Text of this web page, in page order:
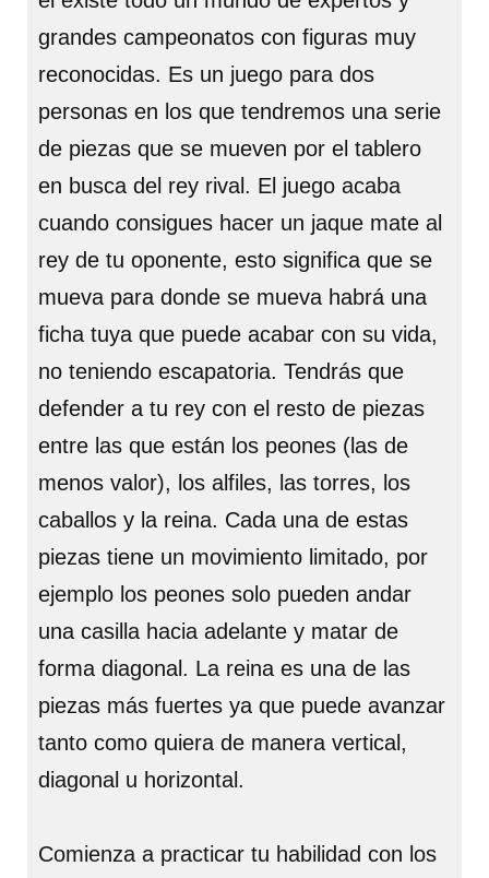
grandes campeonatos con figuras muy
reconocidas. Es un juego para dos
personas en los que tendremos una serie
de piezas que se mueven por el tablero
en busca del rey rival. El juego acaba
cuando consigues hacer un jaque mate al
rey de tu oponente, esto significa que se
mueva para donde se mueva habrá una
ficha tuya que puede acabar con su vida,
no teniendo escapatoria. Tendrás que
defender a tu rey con el resto de piezas
entre las que están los peones (las de
menos valor), los alfiles, las torres, los
caballos y la reina. Cada una de estas
piezas tiene un movimiento limitado, por
ejemplo los peones solo pueden andar
una casilla hacia adelante y matar de
forma diagonal. La reina es una de las
piezas más fuertes ya que puede avanzar
tanto como quiera de manera vertical,
diagonal u horizontal.
Comienza a practicar tu habilidad con los